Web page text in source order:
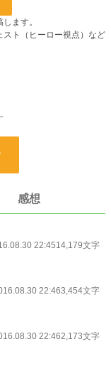
ます。
ト（ヒーロー視点）など
さい。
感想
22:4514,179文字
22:463,454文字
22:462,173文字